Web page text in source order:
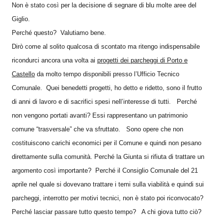
Non è stato così per la decisione di segnare di blu molte aree del
Giglio.
Perché questo? Valutiamo bene.
Dirò come al solito qualcosa di scontato ma ritengo indispensabile
ricondurci ancora una volta ai progetti dei parcheggi di Porto e
Castello da molto tempo disponibili presso l’Ufficio Tecnico
Comunale. Quei benedetti progetti, ho detto e ridetto, sono il frutto
di anni di lavoro e di sacrifici spesi nell’interesse di tutti. Perché
non vengono portati avanti? Essi rappresentano un patrimonio
comune “trasversale” che va sfruttato. Sono opere che non
costituiscono carichi economici per il Comune e quindi non pesano
direttamente sulla comunità. Perché la Giunta si rifiuta di trattare un
argomento così importante? Perché il Consiglio Comunale del 21
aprile nel quale si dovevano trattare i temi sulla viabilità e quindi sui
parcheggi, interrotto per motivi tecnici, non è stato poi riconvocato?
Perché lasciar passare tutto questo tempo? A chi giova tutto ciò?